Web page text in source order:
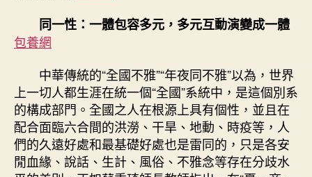
同一性：一體包容多元，多元互動演變成一體
包養網
中華傳統的“全國不雅”“年夜同不雅”以為，世界
上一切人都生涯在統一個“全國”系統中，是這個別系
的構成部門。全國之人在根源上具有個性，並且在
配合面臨六合間的洪澇、干旱、地動、時疫等，人
們的久遠好處和最基礎好處也是雷同的，只是各安
閒血緣、說話、生計、風俗、不雅念等存在分歧水